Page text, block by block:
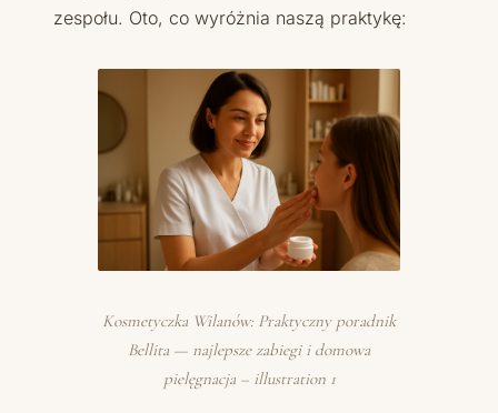
zespołu. Oto, co wyróżnia naszą praktykę:
Kosmetyczka Wilanów: Praktyczny poradnik
Bellita — najlepsze zabiegi i domowa
pielęgnacja – illustration 1